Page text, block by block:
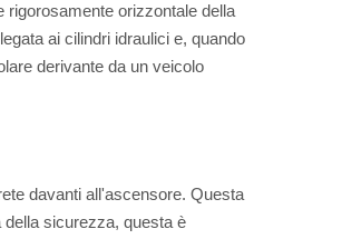
rigorosamente orizzontale della
ai cilindri idraulici e, quando
derivante da un veicolo
davanti all'ascensore. Questa
sicurezza, questa è